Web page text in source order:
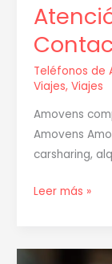
Teléfonos de
Viajes, Viajes
Amovens
Amovens
carsharing,
Leer más »